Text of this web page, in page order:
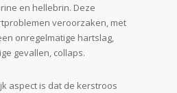
en hellebrin. Deze
veroorzaken, met
onregelmatige hartslag,
gevallen, collaps.
aspect is dat de kerstroos